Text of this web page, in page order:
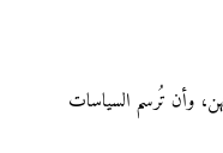
وأن تُرسم السياسات